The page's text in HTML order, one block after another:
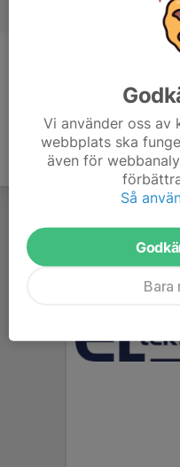
Vi använder oss
webbplats ska
även för
Så
Bara